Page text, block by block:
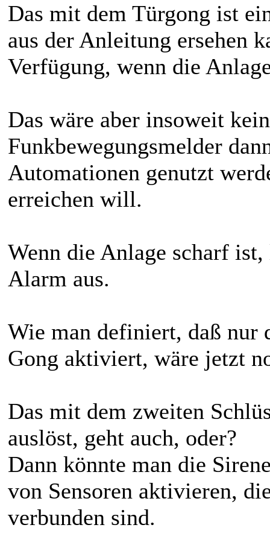
Das mit dem Türgong ist
aus der Anleitung ersehen
Verfügung, wenn die
Das wäre aber insoweit
Funkbewegungsmelder
Automationen genutzt
erreichen will.
Wenn die Anlage scharf
Alarm aus.
Wie man definiert, daß nur
Gong aktiviert, wäre jetzt
Das mit dem zweiten
auslöst, geht auch, oder?
Dann könnte man die
von Sensoren aktivieren,
verbunden sind.